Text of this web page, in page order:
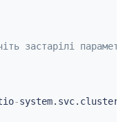
застарілі
-